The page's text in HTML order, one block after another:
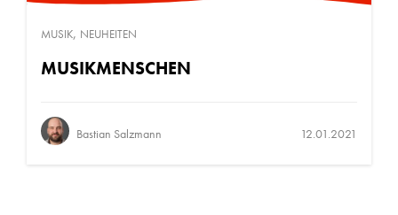
MUSIK, NEUHEITEN
MUSIKMENSCHEN
Bastian Salzmann 12.01.2021